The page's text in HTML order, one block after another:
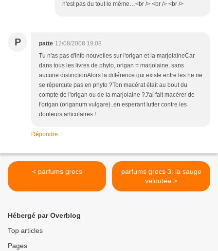
n'est pas du tout le même…<br /> <br /> <br />
P patte 12/08/2008 19:08
Tu n'as pas d'info nouvelles sur l'origan et la marjolaineCar
dans tous les livres de phyto, origan = marjolaine, sans
aucune distinctionAlors la différence qui existe entre les he ne
se répercute pas en phyto ?Ton macérat était au bout du
compte de l'origan ou de la marjolaine ?J'ai fait macérer de
l'origan (origanum vulgare)..en esperant lutter contre les
douleurs articulaires !
Répondre
< parfums grecs
parfums grecs 3: la sauge
veloutée >
Hébergé par Overblog
Top articles
Pages